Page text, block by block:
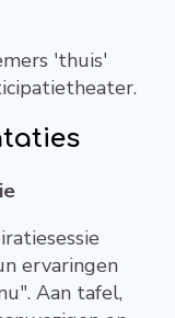
'thuis'
ervaringen
Aan tafel,